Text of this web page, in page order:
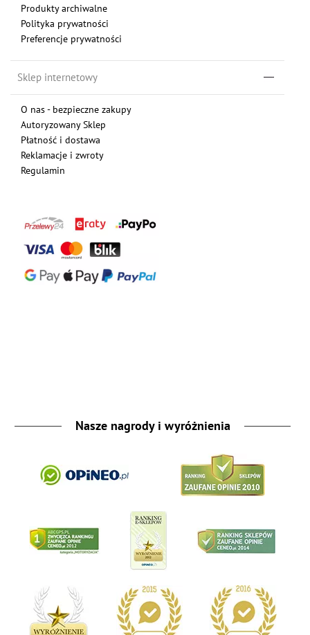
Produkty archiwalne
Polityka prywatności
Preferencje prywatności
Sklep internetowy
O nas - bezpieczne zakupy
Autoryzowany Sklep
Płatność i dostawa
Reklamacje i zwroty
Regulamin
Nasze nagrody i wyróżnienia